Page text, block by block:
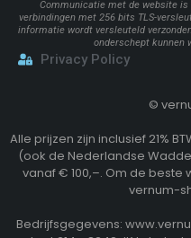
Communicatie met de website is
verbindingen met 256 bits TLS-
informatie wordt versleuteld
onderschept kunnen
Privacy Policy
©
Alle prijzen zijn inclusief 21%
(ook de Nederlandse
vanaf € 100,–. Om de beste
vernum-
Bedrijfsgegevens: